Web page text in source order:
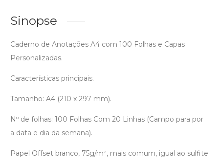
Sinopse
Caderno de Anotações A4 com 100 Folhas e Capas
Personalizadas.
Características principais.
Tamanho: A4 (210 x 297 mm).
Nº de folhas: 100 Folhas Com 20 Linhas (Campo para por
a data e dia da semana).
Papel Offset branco, 75g/m², mais comum, igual ao sulfite